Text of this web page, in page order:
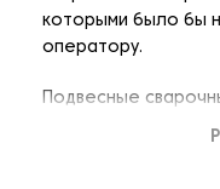
которыми было бы
оператору.
Подвесные